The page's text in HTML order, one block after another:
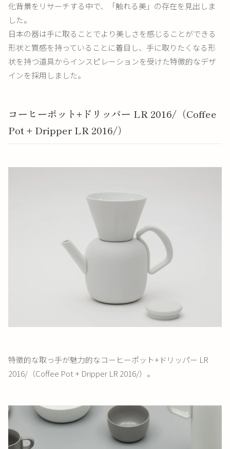
化背景をリサーチする中で、「触れる美」の存在を見出しま
した。
日本の器は手に取ることでより美しさを感じることができる
形状と質感を持っていることに着目し、手に取りたくなる形
状を持つ道具からインスピレーションを受けた特徴的なデザ
インを採用しました。
コーヒーポット+ドリッパー LR 2016/（Coffee
Pot + Dripper LR 2016/）
特徴的な取っ手が魅力的なコーヒーポット+ドリッパー LR
2016/（Coffee Pot + Dripper LR 2016/）。